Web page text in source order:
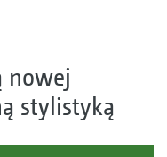
nowej
stylistyką